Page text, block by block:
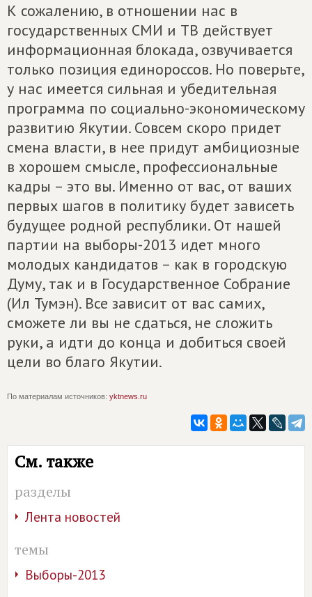
К сожалению, в отношении нас в
государственных СМИ и ТВ действует
информационная блокада, озвучивается
только позиция единороссов. Но поверьте,
у нас имеется сильная и убедительная
программа по социально-экономическому
развитию Якутии. Совсем скоро придет
смена власти, в нее придут амбициозные
в хорошем смысле, профессиональные
кадры – это вы. Именно от вас, от ваших
первых шагов в политику будет зависеть
будущее родной республики. От нашей
партии на выборы-2013 идет много
молодых кандидатов – как в городскую
Думу, так и в Государственное Собрание
(Ил Тумэн). Все зависит от вас самих,
сможете ли вы не сдаться, не сложить
руки, а идти до конца и добиться своей
цели во благо Якутии.
По материалам источников: yktnews.ru
См. также
разделы
Лента новостей
темы
Выборы-2013